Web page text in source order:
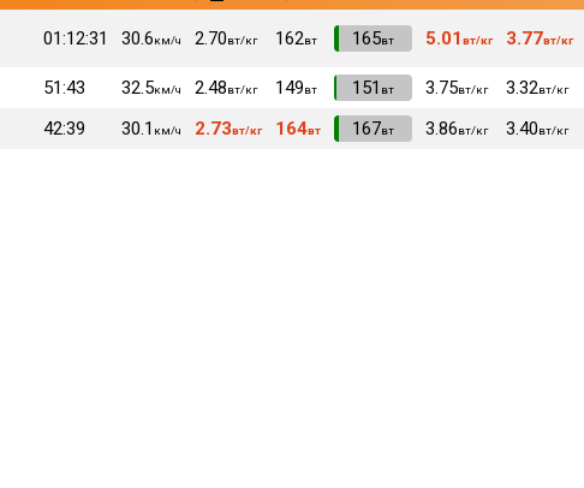
01:12:31 30.6км/ч 2.70вт/кг 162вт 165вт 5.01вт/кг 3.77вт/кг
51:43 32.5км/ч 2.48вт/кг 149вт 151 вт 3.75вт/кг 3.32вт/кг
42:39 30.1 км/ч 2.73вт/кг 164вт 167вт 3.86вт/кг 3.40вт/кг